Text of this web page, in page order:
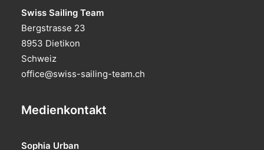
Swiss Sailing Team
Bergstrasse 23
8953 Dietikon
Schweiz
office@swiss-sailing-team.ch
Medienkontakt
Sophia Urban